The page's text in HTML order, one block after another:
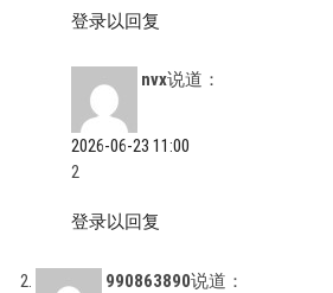
登录以回复
nvx说道：
2026-06-23 11:00
2
登录以回复
990863890说道：